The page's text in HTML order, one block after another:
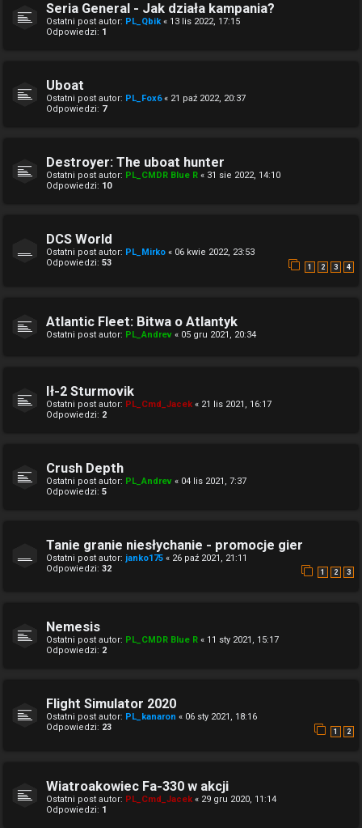
Seria General - Jak działa kampania?
Ostatni post autor: PL_Qbik« 13 lis 2022, 17:15
Odpowiedzi: 1
Uboat
Ostatni post autor: PL_Fox6« 21 paź 2022, 20:37
Odpowiedzi: 7
Destroyer: The uboat hunter
Ostatni post autor: PL_CMDR Blue R « 31 sie 2022, 14:10
Odpowiedzi: 10
DCS World
Ostatni post autor: PL_Mirko « 06 kwie 2022, 23:53
Odpowiedzi: 53 1 2 3 4
Atlantic Fleet: Bitwa o Atlantyk
Ostatni post autor: PL_Andrev « 05 gru 2021, 20:34
Ił-2 Sturmovik
Ostatni post autor: PL_Cmd_Jacek « 21 lis 2021, 16:17
Odpowiedzi: 2
Crush Depth
Ostatni post autor: PL_Andrev « 04 lis 2021, 7:37
Odpowiedzi: 5
Tanie granie niesłychanie - promocje gier
Ostatni post autor: janko175 « 26 paź 2021, 21:11
Odpowiedzi: 32 1 2 3
Nemesis
Ostatni post autor: PL_CMDR Blue R « 11 sty 2021, 15:17
Odpowiedzi: 2
Flight Simulator 2020
Ostatni post autor: PL_kanaron « 06 sty 2021, 18:16
Odpowiedzi: 23 1 2
Wiatroakowiec Fa-330 w akcji
Ostatni post autor: PL_Cmd_Jacek « 29 gru 2020, 11:14
Odpowiedzi: 1